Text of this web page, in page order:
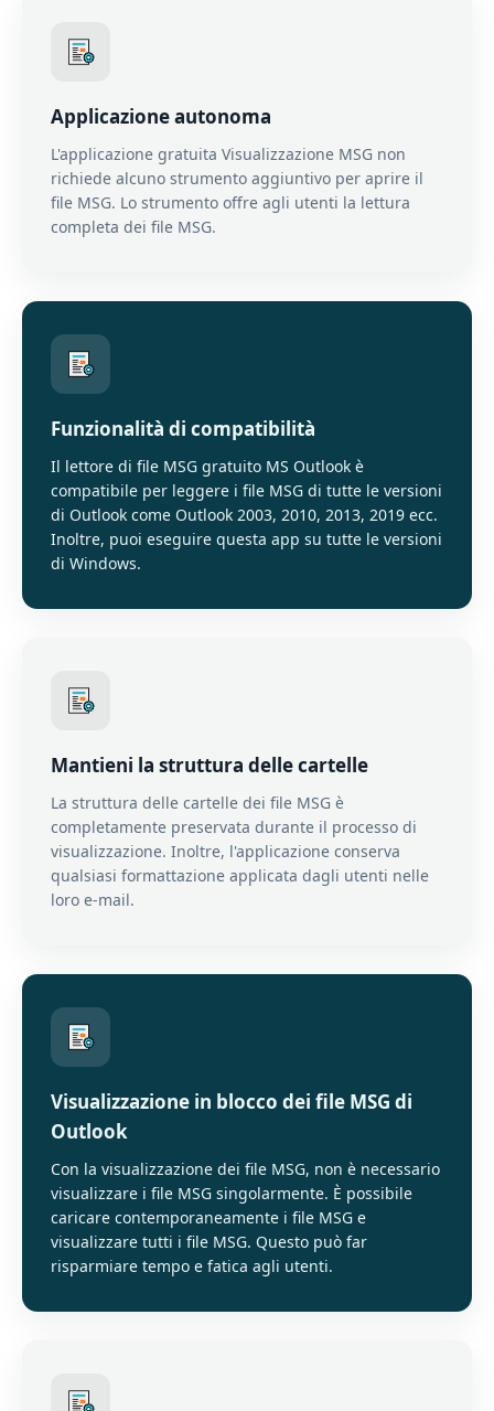
Applicazione autonoma
L'applicazione gratuita Visualizzazione MSG non
richiede alcuno strumento aggiuntivo per aprire il
file MSG. Lo strumento offre agli utenti la lettura
completa dei file MSG.
Funzionalità di compatibilità
Il lettore di file MSG gratuito MS Outlook è
compatibile per leggere i file MSG di tutte le versioni
di Outlook come Outlook 2003, 2010, 2013, 2019 ecc.
Inoltre, puoi eseguire questa app su tutte le versioni
di Windows.
Mantieni la struttura delle cartelle
La struttura delle cartelle dei file MSG è
completamente preservata durante il processo di
visualizzazione. Inoltre, l'applicazione conserva
qualsiasi formattazione applicata dagli utenti nelle
loro e-mail.
Visualizzazione in blocco dei file MSG di
Outlook
Con la visualizzazione dei file MSG, non è necessario
visualizzare i file MSG singolarmente. È possibile
caricare contemporaneamente i file MSG e
visualizzare tutti i file MSG. Questo può far
risparmiare tempo e fatica agli utenti.